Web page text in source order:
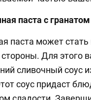
паста с гранатом
паста может стать
стороны. Для этого
сливочный соус
соус придаст